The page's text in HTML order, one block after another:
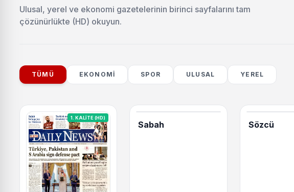
Ulusal, yerel ve ekonomi gazetelerinin birinci sayfalarını tam
çözünürlükte (HD) okuyun.
TÜMÜ EKONOMI SPOR ULUSAL YEREL
1. KALİTE (HD)
Sabah Sözcü